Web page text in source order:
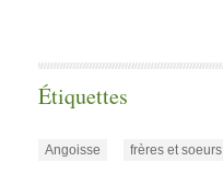
Étiquettes
Angoisse frères et soeurs